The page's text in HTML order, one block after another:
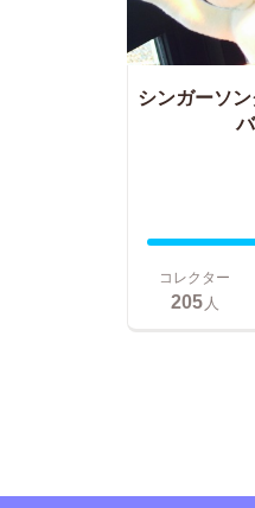
シンガーソ
コレクター
205 人